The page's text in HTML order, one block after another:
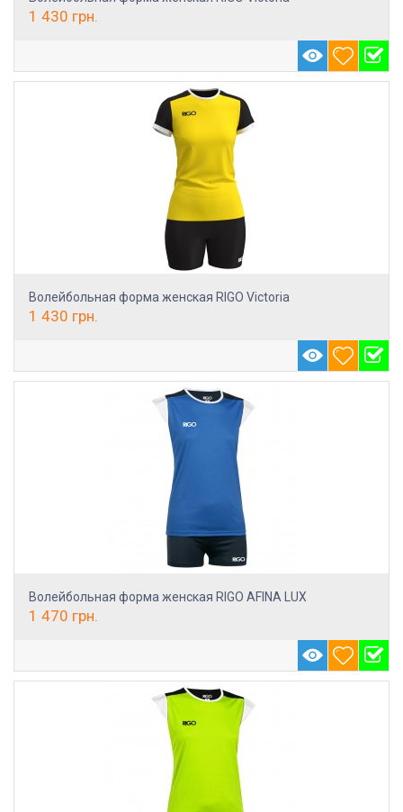
1 430 грн.
Волейбольная форма женская RIGO Victoria
1 430 грн.
Волейбольная форма женская RIGO AFINA LUX
1 470 грн.